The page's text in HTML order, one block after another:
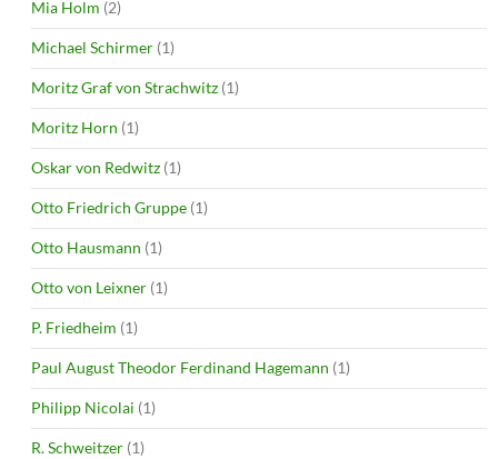
Mia Holm (2)
Michael Schirmer (1)
Moritz Graf von Strachwitz (1)
Moritz Horn (1)
Oskar von Redwitz (1)
Otto Friedrich Gruppe (1)
Otto Hausmann (1)
Otto von Leixner (1)
P. Friedheim (1)
Paul August Theodor Ferdinand Hagemann (1)
Philipp Nicolai (1)
R. Schweitzer (1)